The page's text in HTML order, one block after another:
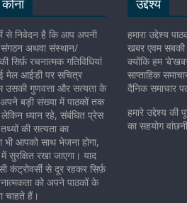
से निवेदन है कि आप अपनी
अथवा संस्थान/
सिर्फ़ रचनात्मक गतिविधियां
ई मेल आईडी पर सचित्र
उसकी गुणवत्ता और सत्यता के
बड़ी संख्या में पाठकों तक
ध्यान रहे, संबंधित प्रेस
तथ्यों की सत्यता का
आपको साथ भेजना होगा,
में सुरक्षित रखा जाएगा। याद
कंट्रोवर्सी से दूर रहकर सिर्फ़
को अपने पाठकों के
चाहते हैं।
हमारा उद्देश्य
खबर एवम सबकी
क्योंकि हम
साप्ताहिक
दैनिक समाचार
हमारे उद्देश्य की
का सहयोग